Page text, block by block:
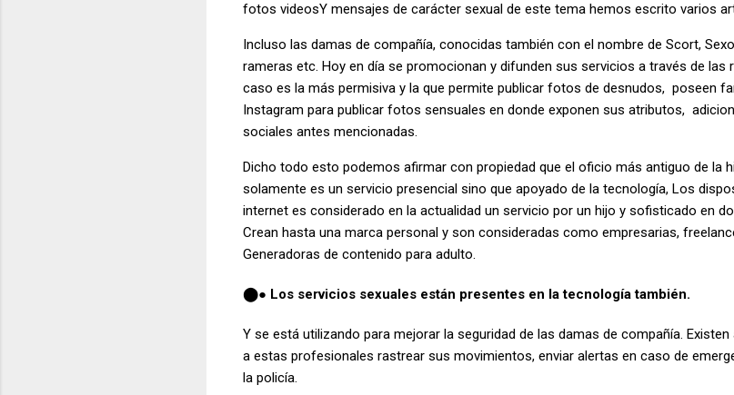
fotos videosY mensajes de carácter sexual de este tema hemos escrito varios
Incluso las damas de compañía, conocidas también con el nombre de Scort,
rameras etc. Hoy en día se promocionan y difunden sus servicios a través de
caso es la más permisiva y la que permite publicar fotos de desnudos, poseen
Instagram para publicar fotos sensuales en donde exponen sus atributos,
sociales antes mencionadas.
Dicho todo esto podemos afirmar con propiedad que el oficio más antiguo de la
solamente es un servicio presencial sino que apoyado de la tecnología, Los
internet es considerado en la actualidad un servicio por un hijo y sofisticado en
Crean hasta una marca personal y son consideradas como empresarias,
Generadoras de contenido para adulto.
⬤● Los servicios sexuales están presentes en la tecnología también.
Y se está utilizando para mejorar la seguridad de las damas de compañía.
a estas profesionales rastrear sus movimientos, enviar alertas en caso de
la policía.